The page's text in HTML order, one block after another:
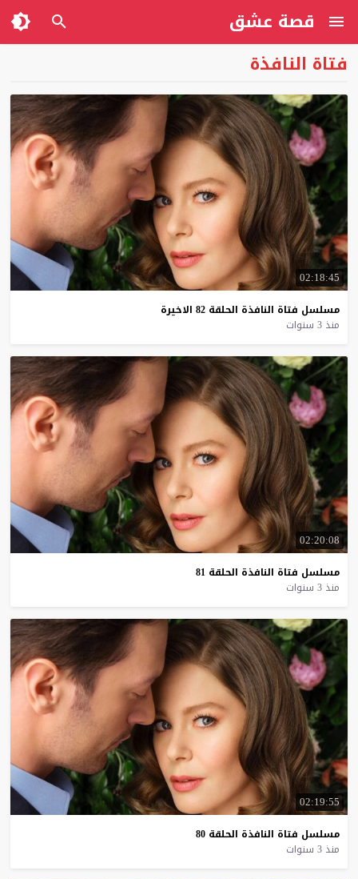
قصة عشق
فتاة النافذة
02:18:45
مسلسل فتاة النافذة الحلقة 82 الاخيرة
منذ 3 سنوات
02:20:08
مسلسل فتاة النافذة الحلقة 81
منذ 3 سنوات
02:19:55
مسلسل فتاة النافذة الحلقة 80
منذ 3 سنوات